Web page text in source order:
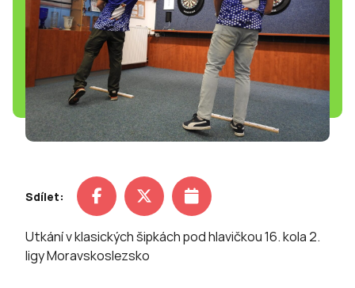
Sdílet:
Utkání v klasických šipkách pod hlavičkou 16. kola 2.
ligy Moravskoslezsko